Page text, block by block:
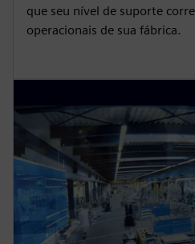
que seu nível de suporte
operacionais de sua fábrica.